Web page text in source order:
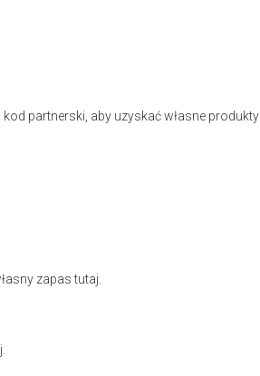
partnerski, aby uzyskać własne produkty
zapas tutaj.